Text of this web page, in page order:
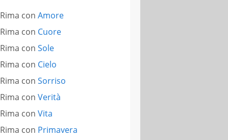
Rima con Amore
Rima con Cuore
Rima con Sole
Rima con Cielo
Rima con Sorriso
Rima con Verità
Rima con Vita
Rima con Primavera